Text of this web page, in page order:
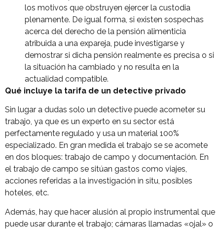
los motivos que obstruyen ejercer la custodia
plenamente. De igual forma, si existen sospechas
acerca del derecho de la pensión alimenticia
atribuida a una expareja, pude investigarse y
demostrar si dicha pensión realmente es precisa o si
la situación ha cambiado y no resulta en la
actualidad compatible.
Qué incluye la tarifa de un detective privado
Sin lugar a dudas solo un detective puede acometer su
trabajo, ya que es un experto en su sector está
perfectamente regulado y usa un material 100%
especializado. En gran medida el trabajo se se acomete
en dos bloques: trabajo de campo y documentación. En
el trabajo de campo se sitúan gastos como viajes,
acciones referidas a la investigación in situ, posibles
hoteles, etc.
Además, hay que hacer alusión al propio instrumental que
puede usar durante el trabajo; cámaras llamadas «ojal» o